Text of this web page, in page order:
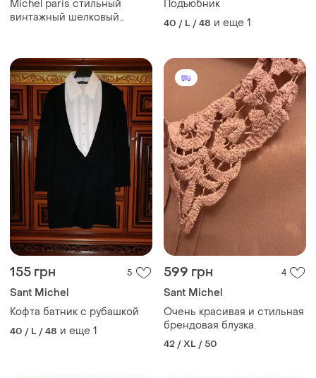
Michel paris стильный
винтажный шелковый
Подъюбник
40 / L / 48 и еще 1
155 грн 5
Sant Michel
Кофта батник с рубашкой
40 / L / 48 и еще 1
599 грн 4
Sant Michel
Очень красивая и стильная
брендовая блузка.
42 / XL / 50